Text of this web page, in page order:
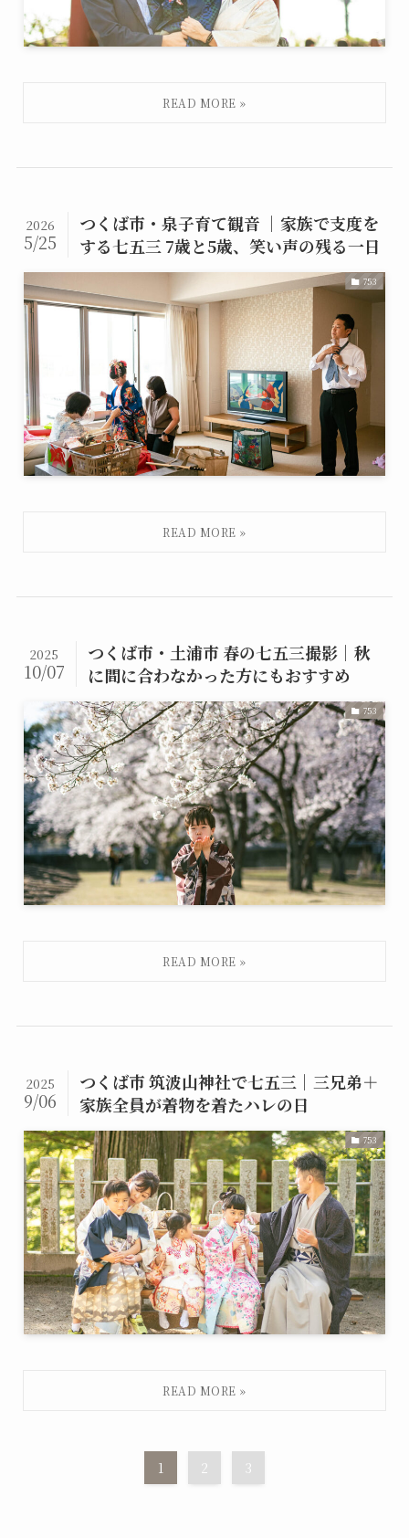
つくば市・泉子育て観音 ｜家族で支度を
する七五三 7歳と5歳、笑い声の残る一日
2026
5/25
753
つくば市・土浦市 春の七五三撮影｜秋
に間に合わなかった方にもおすすめ
2025
10/07
753
つくば市 筑波山神社で七五三｜三兄弟＋
家族全員が着物を着たハレの日
2025
9/06
753
1 2 3